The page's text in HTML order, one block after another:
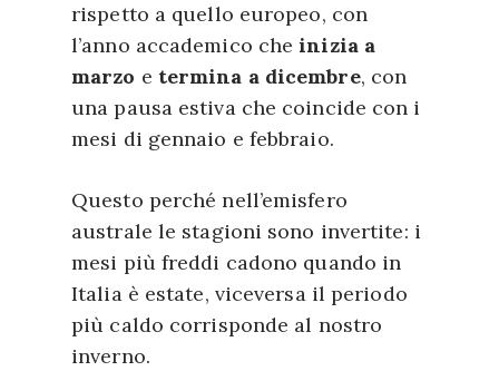
rispetto a quello europeo, con
l’anno accademico cheinizia a
marzo e termina a dicembre, con
una pausa estiva che coincide con i
mesi di gennaio e febbraio.
Questo perché nell’emisfero
australe le stagioni sono invertite: i
mesi più freddi cadono quando in
Italia è estate, viceversa il periodo
più caldo corrisponde al nostro
inverno.